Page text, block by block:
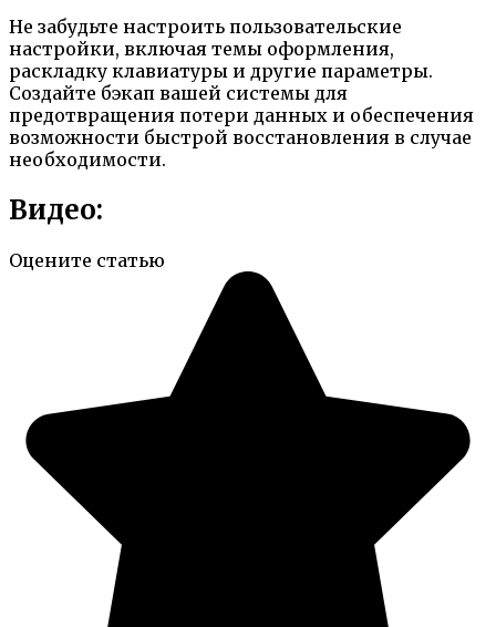
Не забудьте настроить пользовательские
настройки, включая темы оформления,
раскладку клавиатуры и другие параметры.
Создайте бэкап вашей системы для
предотвращения потери данных и обеспечения
возможности быстрой восстановления в случае
необходимости.
Видео:
Оцените статью